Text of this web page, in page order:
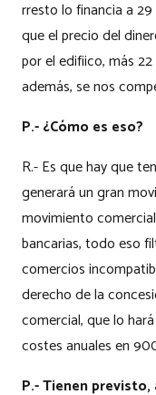
rresto lo financia a
que el precio del
por el edifiico, más
además, se nos
P.- ¿Cómo es eso?
R.- Es que hay que
generará un gran
movimiento
bancarias, todo eso
comercios
derecho de la
comercial, que lo
costes anuales en
P.- Tienen